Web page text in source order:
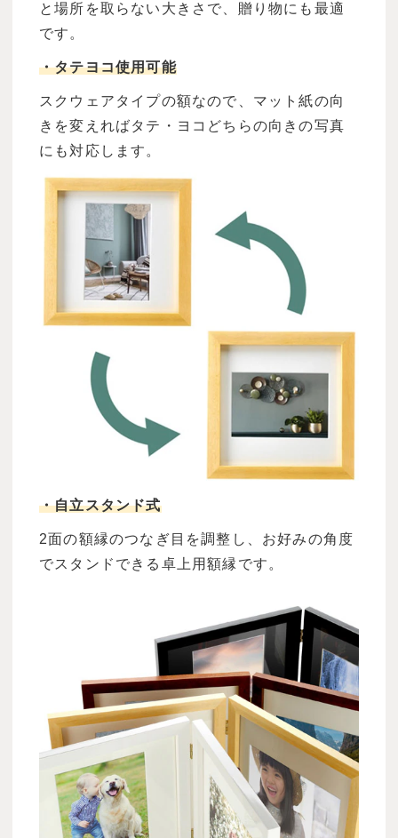
と場所を取らない大きさで、贈り物にも最適
です。
・タテヨコ使用可能
スクウェアタイプの額なので、マット紙の向
きを変えればタテ・ヨコどちらの向きの写真
にも対応します。
・自立スタンド式
2面の額縁のつなぎ目を調整し、お好みの角度
でスタンドできる卓上用額縁です。